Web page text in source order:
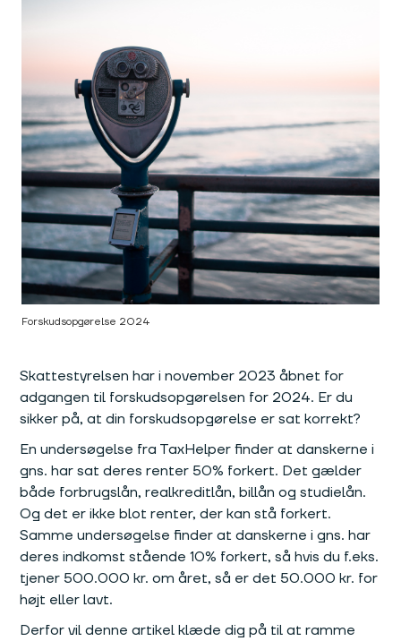
Forskudsopgørelse 2024
Skattestyrelsen har i november 2023 åbnet for
adgangen til forskudsopgørelsen for 2024. Er du
sikker på, at din forskudsopgørelse er sat korrekt?
En undersøgelse fra TaxHelper finder at danskerne i
gns. har sat deres renter 50% forkert. Det gælder
både forbrugslån, realkreditlån, billån og studielån.
Og det er ikke blot renter, der kan stå forkert.
Samme undersøgelse finder at danskerne i gns. har
deres indkomst stående 10% forkert, så hvis du f.eks.
tjener 500.000 kr. om året, så er det 50.000 kr. for
højt eller lavt.
Derfor vil denne artikel klæde dig på til at ramme